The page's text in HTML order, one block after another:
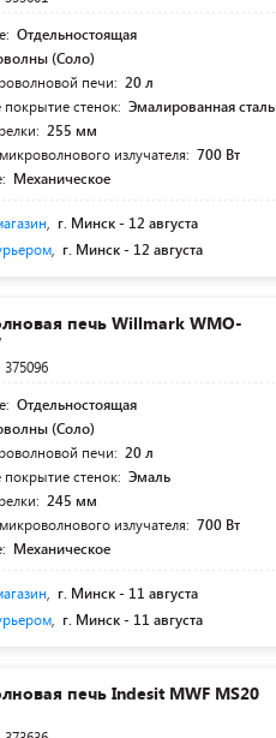
Отдельностоящая
(Соло)
печи: 20 л
покрытие стенок: Эмалированная сталь
255 мм
излучателя: 700 Вт
Механическое
, г. Минск - 12 августа
, г. Минск - 12 августа
печь Willmark WMO-
Отдельностоящая
(Соло)
печи: 20 л
покрытие стенок: Эмаль
245 мм
излучателя: 700 Вт
Механическое
, г. Минск - 11 августа
, г. Минск - 11 августа
печь Indesit MWF MS20